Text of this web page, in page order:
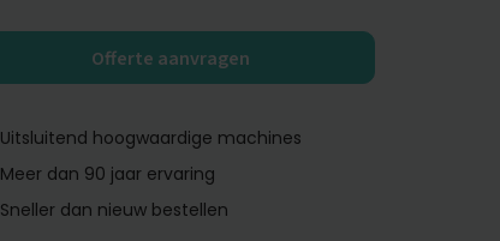
Offerte aanvragen
Uitsluitend hoogwaardige machines
Meer dan 90 jaar ervaring
Sneller dan nieuw bestellen